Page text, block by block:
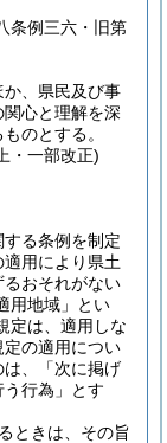
条例三六・旧第
、県民及び事
心と理解を深
のとする。
・一部改正)
る条例を制定
用により県土
おそれがない
用地域」とい
定は、適用しな
定の適用につい
、「次に掲げ
行為」とす
ときは、その旨